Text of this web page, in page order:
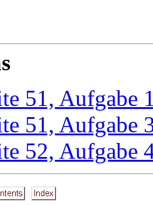
51, Aufgabe
51, Aufgabe
52, Aufgabe